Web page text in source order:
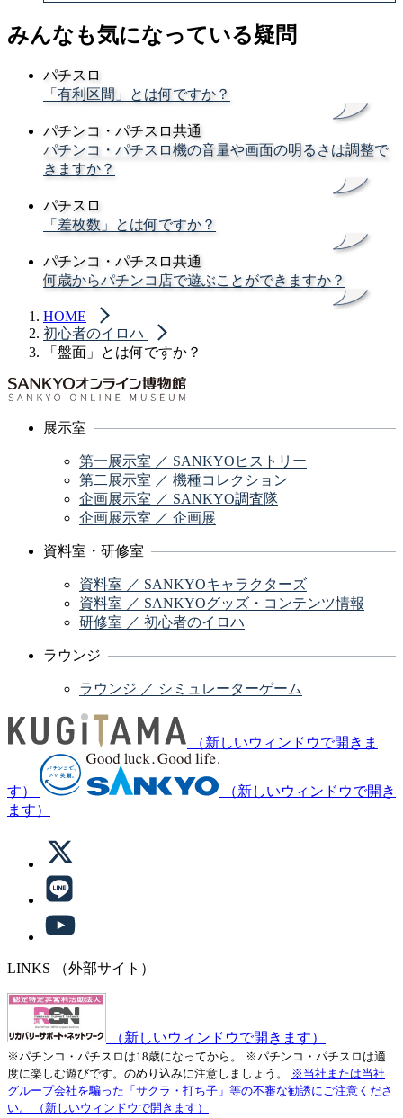
みんなも気になっている疑問
パチスロ
「有利区間」とは何ですか？
パチンコ・パチスロ共通
パチンコ・パチスロ機の音量や画面の明るさは調整で
きますか？
パチスロ
「差枚数」とは何ですか？
パチンコ・パチスロ共通
何歳からパチンコ店で遊ぶことができますか？
HOME
初心者のイロハ
「盤面」とは何ですか？
展示室
第一展示室 ／ SANKYOヒストリー
第二展示室 ／ 機種コレクション
企画展示室 ／ SANKYO調査隊
企画展示室 ／ 企画展
資料室・研修室
資料室 ／ SANKYOキャラクターズ
資料室 ／ SANKYOグッズ・コンテンツ情報
研修室 ／ 初心者のイロハ
ラウンジ
ラウンジ ／ シミュレーターゲーム
（新しいウィンドウで開きま
す）
（新しいウィンドウで開き
ます）
LINKS （外部サイト）
（新しいウィンドウで開きます）
※パチンコ・パチスロは18歳になってから。
※パチンコ・パチスロは適
度に楽しむ遊びです。のめり込みに注意しましょう。
※当社または当社
グループ会社を騙った「サクラ・打ち子」等の不審な勧誘にご注意くださ
い。
（新しいウィンドウで開きます）